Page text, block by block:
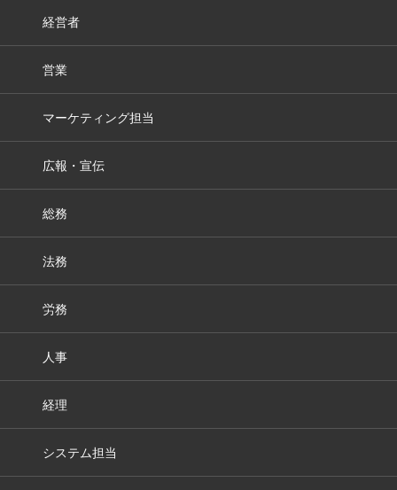
経営者
営業
マーケティング担当
広報・宣伝
総務
法務
労務
人事
経理
システム担当